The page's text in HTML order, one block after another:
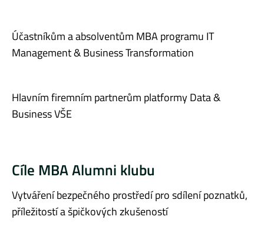
Účastníkům a absolventům MBA programu IT
Management & Business Transformation
Hlavním firemním partnerům platformy Data &
Business VŠE
Cíle MBA Alumni klubu
Vytváření bezpečného prostředí pro sdílení poznatků,
příležitostí a špičkových zkušeností